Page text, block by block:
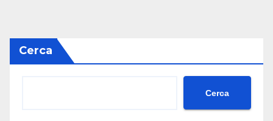
Cerca
Cerca